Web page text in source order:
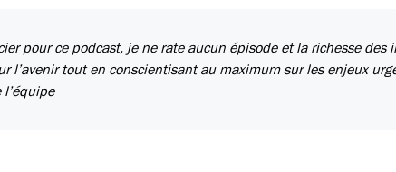
pour ce podcast, je ne rate aucun épisode et la richesse des
l’avenir tout en conscientisant au maximum sur les enjeux